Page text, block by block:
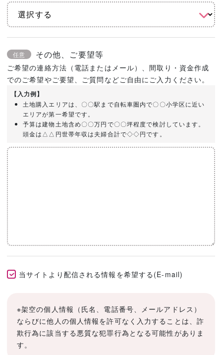
任意 その他、ご要望等
ご希望の連絡方法（電話またはメール）、間取り・資金作成
でのご希望やご要望、ご質問などご自由にご入力ください。
【入力例】
土地購入エリアは、〇〇駅まで自転車圏内で〇〇小学区に近い
エリアが第一希望です。
予算は建物土地含め〇〇万円で〇〇坪程度で検討しています。
頭金は△△円世帯年収は夫婦合計で◇◇円です。
当サイトより配信される情報を希望する(E-mail)
※架空の個人情報（氏名、電話番号、メールアドレス）
ならびに他人の個人情報を許可なく入力することは、詐
欺行為に該当する悪質な犯罪行為となる可能性がありま
す。